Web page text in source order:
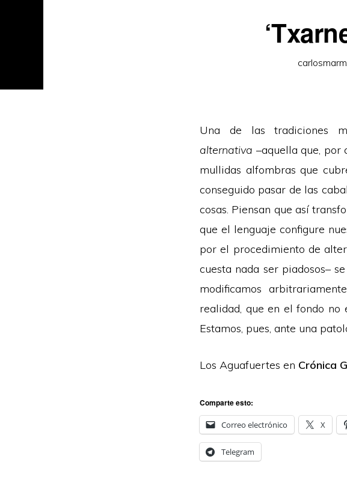
Una de las tradiciones
alternativa –aquella que, por
mullidas alfombras que
conseguido pasar de las
cosas. Piensan que así
que el lenguaje configure
por el procedimiento de
cuesta nada ser piadosos–
modificamos
realidad, que en el fondo no
Estamos, pues, ante una
Los Aguafuertes en Crónica
Comparte esto:
Correo electrónico X
Telegram